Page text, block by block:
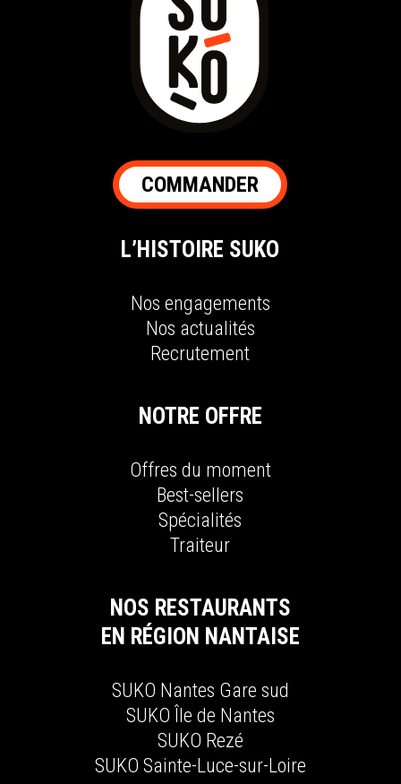
COMMANDER
L’HISTOIRE SUKO
Nos engagements
Nos actualités
Recrutement
NOTRE OFFRE
Offres du moment
Best-sellers
Spécialités
Traiteur
NOS RESTAURANTS
EN RÉGION NANTAISE
SUKO Nantes Gare sud
SUKO Île de Nantes
SUKO Rezé
SUKO Sainte-Luce-sur-Loire